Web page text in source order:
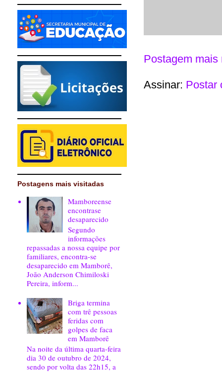
Postagem mais
Assinar: Postar
Postagens mais visitadas
Mamboreense
encontrase
desaparecido
Segundo
informações
repassadas a nossa equipe por
familiares, encontra-se
desaparecido em Mamborê,
João Anderson Chimiloski
Pereira, inform...
Briga termina
com trê pessoas
feridas com
golpes de faca
em Mamborê
Na noite da última quarta-feira
dia 30 de outubro de 2024,
sendo por volta das 22h15, a